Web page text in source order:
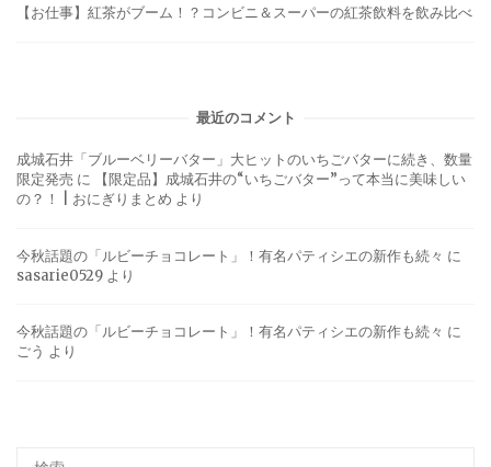
【お仕事】紅茶がブーム！？コンビニ＆スーパーの紅茶飲料を飲み比べ
最近のコメント
成城石井「ブルーベリーバター」大ヒットのいちごバターに続き、数量
限定発売 に
【限定品】成城石井の“いちごバター”って本当に美味しい
の？！ | おにぎりまとめ より
今秋話題の「ルビーチョコレート」！有名パティシエの新作も続々 に
sasarie0529 より
今秋話題の「ルビーチョコレート」！有名パティシエの新作も続々 に
ごう より